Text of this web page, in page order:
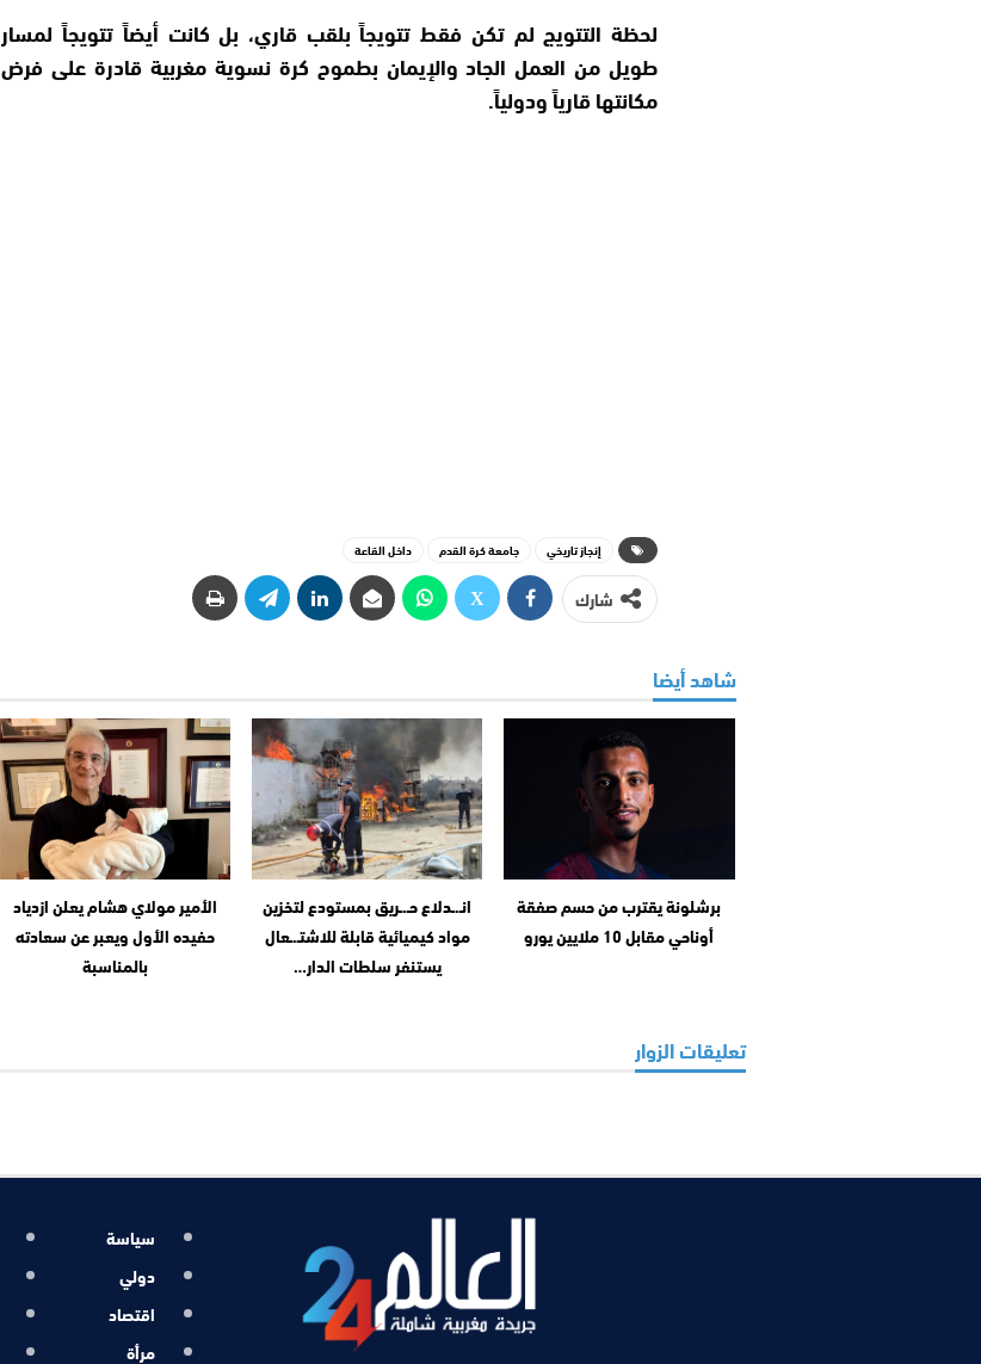
لحظة التتويج لم تكن فقط تتويجاً بلقب قاري، بل كانت أيضاً تتويجاً لمسار
طويل من العمل الجاد والإيمان بطموح كرة نسوية مغربية قادرة على فرض
مكانتها قارياً ودولياً.
إنجاز تاريخي جامعة كرة القدم داخل القاعة
شارك
شاهد أيضا
برشلونة يقترب من حسم صفقة
أوناحي مقابل 10 ملايين يورو
انـ.ـدلاع حـ.ـريق بمستودع لتخزين
مواد كيميائية قابلة للاشتـ.ـعال
يستنفر سلطات الدار…
الأمير مولاي هشام يعلن ازدياد
حفيده الأول ويعبر عن سعادته
بالمناسبة
تعليقات الزوار
سياسة
دولي
اقتصاد
مرأة